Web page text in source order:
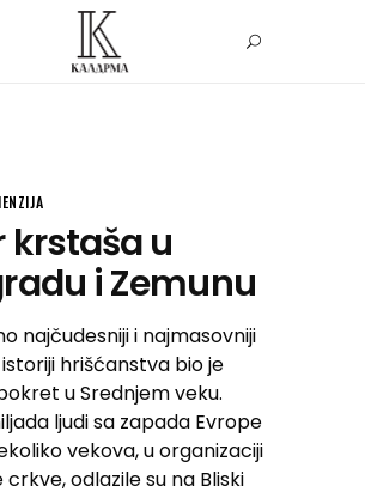
krstaša u
i Zemunu
najčudesniji i najmasovniji
hrišćanstva bio je
u Srednjem veku.
ljudi sa zapada Evrope
vekova, u organizaciji
odlazile su na Bliski